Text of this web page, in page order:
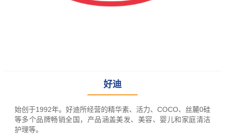
好迪
leading racking
manufacturer
and provider
始创于1992年。好迪所经营的精华素、活力、COCO、丝麓0硅
等多个品牌畅销全国，产品涵盖美发、美容、婴儿和家庭清洁
护理等。